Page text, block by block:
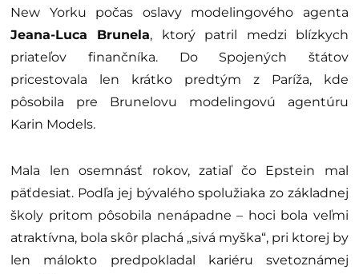
New Yorku počas oslavy modelingového agenta
Jeana-Luca Brunela, ktorý patril medzi blízkych
priateľov finančníka. Do Spojených štátov
pricestovala len krátko predtým z Paríža, kde
pôsobila pre Brunelovu modelingovú agentúru
Karin Models.
Mala len osemnásť rokov, zatiaľ čo Epstein mal
päťdesiat. Podľa jej bývalého spolužiaka zo základnej
školy pritom pôsobila nenápadne – hoci bola veľmi
atraktívna, bola skôr plachá „sivá myška“, pri ktorej by
len málokto predpokladal kariéru svetoznámej